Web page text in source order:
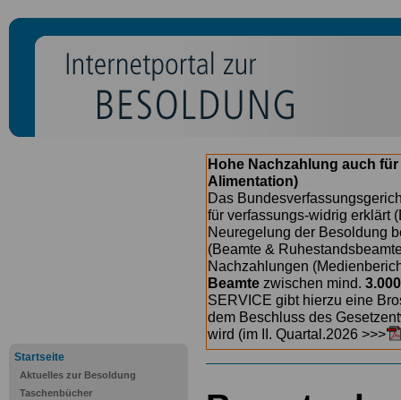
Startseite
Aktuelles zur Besoldung
Taschenbücher
Hohe Nachzahlung auch
Alimentation)
Das
für verfassungs-widrig erklärt
Neuregelung der Besoldung
(Beamte &
Nachzahlungen
Beamte zwischen mind.
SERVICE gibt hierzu eine
dem Beschluss des
wird (im II. Quartal.2026 >>>